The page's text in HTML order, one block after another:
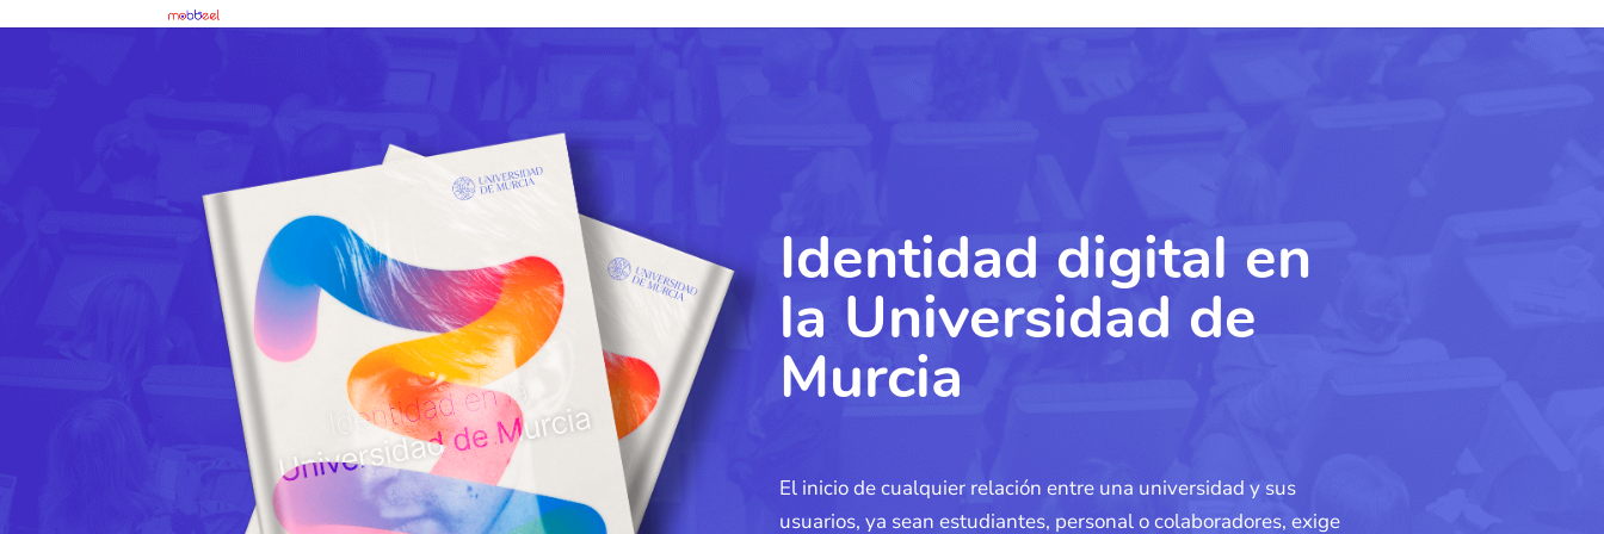
Identidad digital en
la Universidad de
Murcia
El inicio de cualquier relación entre una universidad y sus
usuarios, ya sean estudiantes, personal o colaboradores, exige